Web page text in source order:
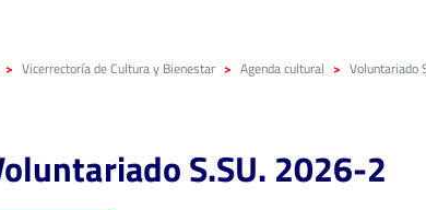
Vicerrectoría de Cultura y Bienestar Agenda cultural Voluntariado
S.SU. 2026-2